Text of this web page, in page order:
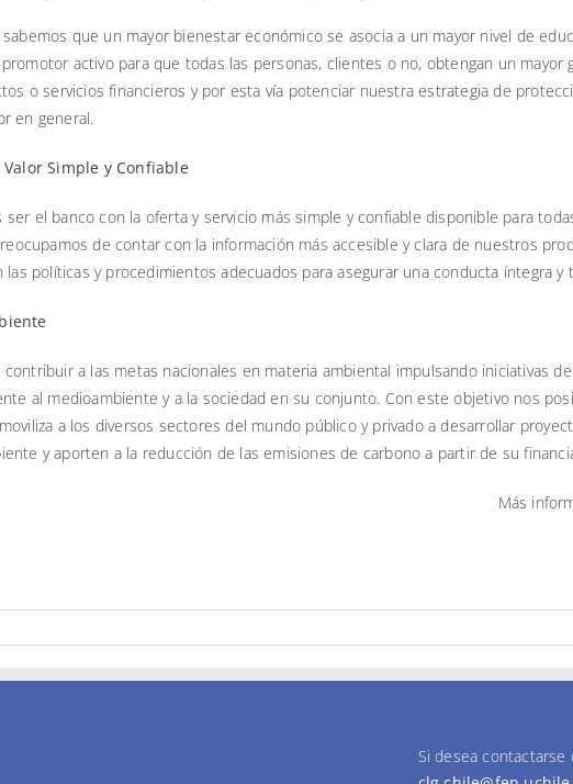
que un mayor bienestar económico se asocia a un mayor nivel de
activo para que todas las personas, clientes o no, obtengan un mayor
o servicios financieros y por esta vía potenciar nuestra estrategia de
en general.
Simple y Confiable
ser el banco con la oferta y servicio más simple y confiable disponible para
de contar con la información más accesible y clara de nuestros
las políticas y procedimientos adecuados para asegurar una conducta íntegra y
contribuir a las metas nacionales en materia ambiental impulsando iniciativas
al medioambiente y a la sociedad en su conjunto. Con este objetivo nos
a los diversos sectores del mundo público y privado a desarrollar
y aporten a la reducción de las emisiones de carbono a partir de su
Más
Si desea